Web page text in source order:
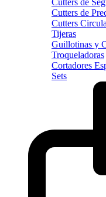
Cutters de
Cutters
Tijeras
Guillotinas y
Troqueladoras
Cortadores
Sets